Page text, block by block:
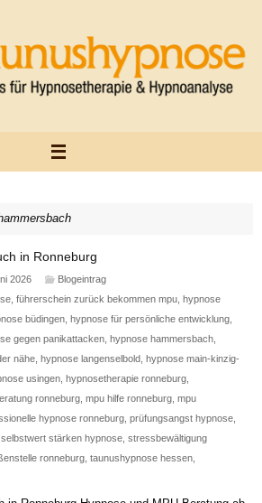
in Ronneburg
2026
Blogeintrag
, führerschein zurück bekommen mpu, hypnose
büdingen hypnose für persönliche entwicklung
gegen panikattacken hypnose hammersbach
nähe hypnose langenselbold hypnose main-kinzig-
usingen hypnosetherapie ronneburg
ronneburg mpu hilfe ronneburg mpu
hypnose ronneburg prüfungsangst hypnose
selbstwert stärken hypnose stressbewältigung
ronneburg taunushypnose hessen